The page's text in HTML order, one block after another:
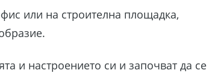
или на строителна площадка,
и настроението си и започват да се